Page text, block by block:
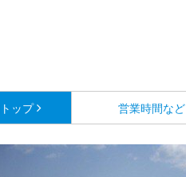
トップ 営業時間など